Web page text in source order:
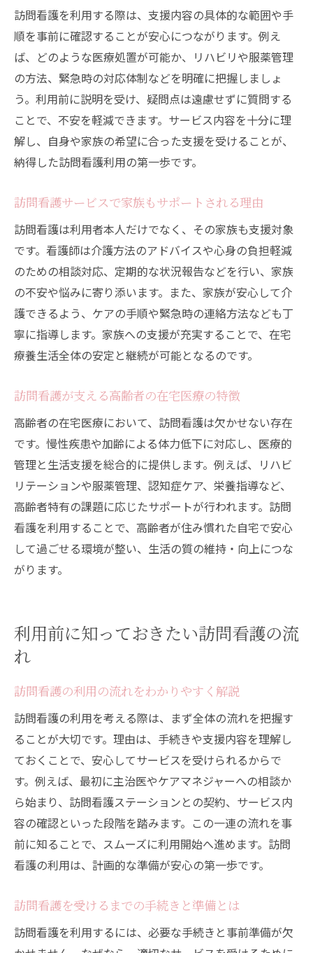
訪問看護を利用する際は、支援内容の具体的な範囲や手
順を事前に確認することが安心につながります。例え
ば、どのような医療処置が可能か、リハビリや服薬管理
の方法、緊急時の対応体制などを明確に把握しましょ
う。利用前に説明を受け、疑問点は遠慮せずに質問する
ことで、不安を軽減できます。サービス内容を十分に理
解し、自身や家族の希望に合った支援を受けることが、
納得した訪問看護利用の第一歩です。
訪問看護サービスで家族もサポートされる理由
訪問看護は利用者本人だけでなく、その家族も支援対象
です。看護師は介護方法のアドバイスや心身の負担軽減
のための相談対応、定期的な状況報告などを行い、家族
の不安や悩みに寄り添います。また、家族が安心して介
護できるよう、ケアの手順や緊急時の連絡方法なども丁
寧に指導します。家族への支援が充実することで、在宅
療養生活全体の安定と継続が可能となるのです。
訪問看護が支える高齢者の在宅医療の特徴
高齢者の在宅医療において、訪問看護は欠かせない存在
です。慢性疾患や加齢による体力低下に対応し、医療的
管理と生活支援を総合的に提供します。例えば、リハビ
リテーションや服薬管理、認知症ケア、栄養指導など、
高齢者特有の課題に応じたサポートが行われます。訪問
看護を利用することで、高齢者が住み慣れた自宅で安心
して過ごせる環境が整い、生活の質の維持・向上につな
がります。
利用前に知っておきたい訪問看護の流
れ
訪問看護の利用の流れをわかりやすく解説
訪問看護の利用を考える際は、まず全体の流れを把握す
ることが大切です。理由は、手続きや支援内容を理解し
ておくことで、安心してサービスを受けられるからで
す。例えば、最初に主治医やケアマネジャーへの相談か
ら始まり、訪問看護ステーションとの契約、サービス内
容の確認といった段階を踏みます。この一連の流れを事
前に知ることで、スムーズに利用開始へ進めます。訪問
看護の利用は、計画的な準備が安心の第一歩です。
訪問看護を受けるまでの手続きと準備とは
訪問看護を利用するには、必要な手続きと事前準備が欠